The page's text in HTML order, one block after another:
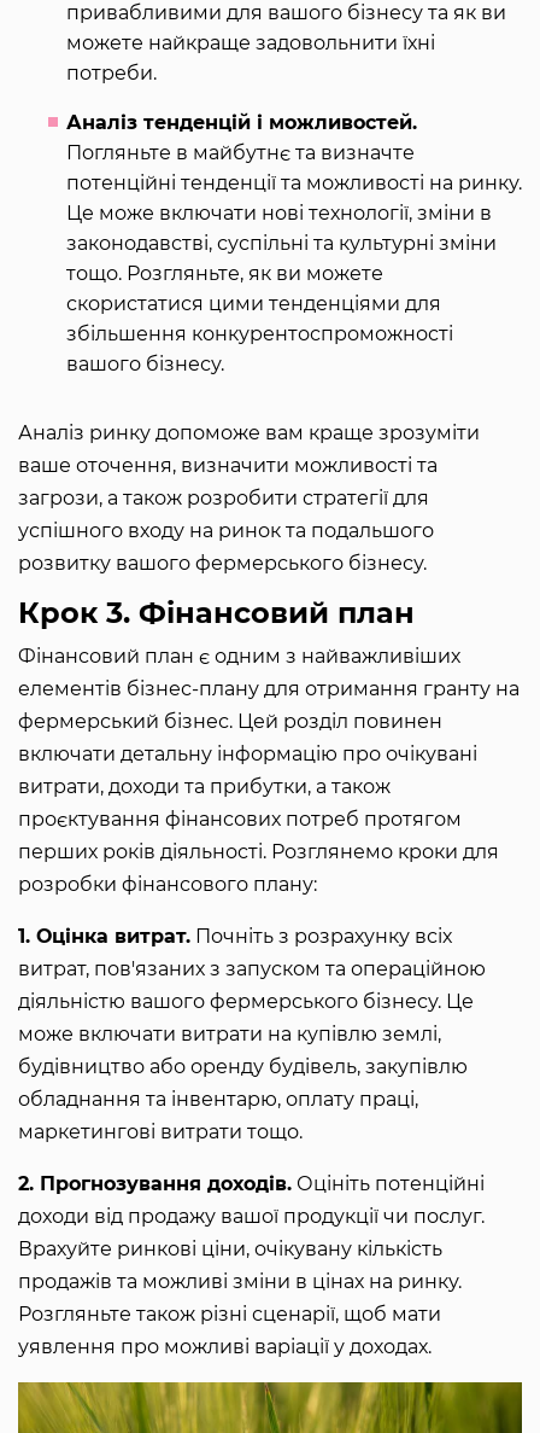
привабливими для вашого бізнесу та як ви
можете найкраще задовольнити їхні
потреби.
Аналіз тенденцій і можливостей.
Погляньте в майбутнє та визначте
потенційні тенденції та можливості на ринку.
Це може включати нові технології, зміни в
законодавстві, суспільні та культурні зміни
тощо. Розгляньте, як ви можете
скористатися цими тенденціями для
збільшення конкурентоспроможності
вашого бізнесу.
Аналіз ринку допоможе вам краще зрозуміти
ваше оточення, визначити можливості та
загрози, а також розробити стратегії для
успішного входу на ринок та подальшого
розвитку вашого фермерського бізнесу.
Крок 3. Фінансовий план
Фінансовий план є одним з найважливіших
елементів бізнес-плану для отримання гранту на
фермерський бізнес. Цей розділ повинен
включати детальну інформацію про очікувані
витрати, доходи та прибутки, а також
проєктування фінансових потреб протягом
перших років діяльності. Розглянемо кроки для
розробки фінансового плану:
1. Оцінка витрат. Почніть з розрахунку всіх
витрат, пов'язаних з запуском та операційною
діяльністю вашого фермерського бізнесу. Це
може включати витрати на купівлю землі,
будівництво або оренду будівель, закупівлю
обладнання та інвентарю, оплату праці,
маркетингові витрати тощо.
2. Прогнозування доходів. Оцініть потенційні
доходи від продажу вашої продукції чи послуг.
Врахуйте ринкові ціни, очікувану кількість
продажів та можливі зміни в цінах на ринку.
Розгляньте також різні сценарії, щоб мати
уявлення про можливі варіації у доходах.